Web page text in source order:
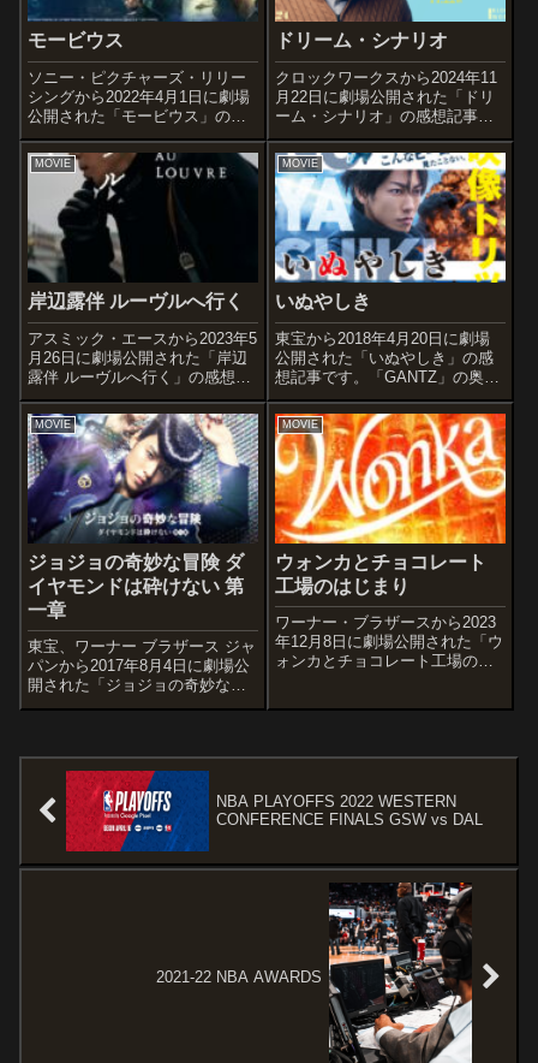
モービウス
ソニー・ピクチャーズ・リリー
シングから2022年4月1日に劇場
公開された「モービウス」の感
想記事です。マーベル・コミッ
クの同名のキャラクターをベー
スにした「ソニーズ・スパイダ
ーマン・ユニバース」(SSU)の3
作目となる作品です。オススメ
度あ...
ドリーム・シナリオ
クロックワークスから2024年11
月22日に劇場公開された「ドリ
ーム・シナリオ」の感想記事で
す。オススメ度あらすじ＆予告
編大学教授のポール・マシュー
ズは、ごく普通の生活を送って
いた。ある日、何百万人もの夢
の中にポールが一斉に現れたこ
とから、...
MOVIE
岸辺露伴 ルーヴルへ行く
アスミック・エースから2023年5
月26日に劇場公開された「岸辺
露伴 ルーヴルへ行く」の感想記
事です。荒木飛呂彦の大人気コ
ミック「ジョジョの奇妙な冒
険」のスピンオフ作品で、高橋
一生の主演でテレビドラマ化さ
れた「岸辺露伴は動かない」
(2020...
MOVIE
いぬやしき
東宝から2018年4月20日に劇場
公開された「いぬやしき」の感
想記事です。「GANTZ」の奥浩
哉の同名人気漫画の実写映像化
作品です。オススメ度あらすじ
＆予告編会社や家族から疎外さ
れている、定年を目前に控えた
初老のサラリーマン・犬屋敷壱
郎。 ...
MOVIE
ジョジョの奇妙な冒険 ダ
イヤモンドは砕けない 第
一章
東宝、ワーナー ブラザース ジャ
パンから2017年8月4日に劇場公
開された「ジョジョの奇妙な冒
険 ダイヤモンドは砕けない 第一
妙な冒険』の第4部の実写映像化
で、東宝とワーナー ブラザー...
MOVIE
ウォンカとチョコレート
工場のはじまり
ワーナー・ブラザースから2023
年12月8日に劇場公開された「ウ
ォンカとチョコレート工場のは
ー・デップ主演の大ヒット作
NBA PLAYOFFS 2022 WESTERN
CONFERENCE FINALS GSW vs DAL
2021-22 NBA AWARDS